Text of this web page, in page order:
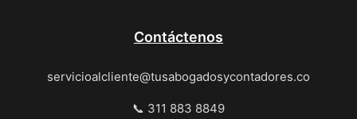
Contáctenos
servicioalcliente@tusabogadosycontadores.co
📞 311 883 8849